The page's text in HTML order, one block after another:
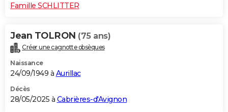
Famille SCHLITTER
Jean TOLRON (75 ans)
Créer une cagnotte obsèques
Naissance
24/09/1949 à Aurillac
Décès
28/05/2025 à Cabrières-d'Avignon